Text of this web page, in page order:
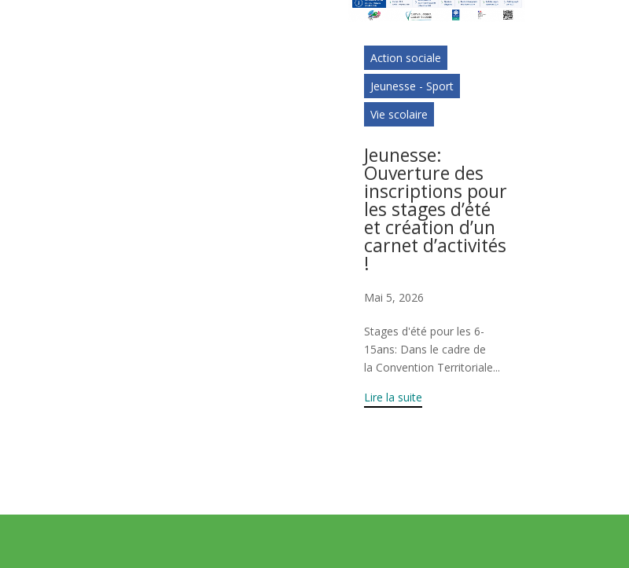
Action sociale
Jeunesse - Sport
Vie scolaire
Jeunesse:
Ouverture des
inscriptions pour
les stages d’été
et création d’un
carnet d’activités
!
Mai 5, 2026
Stages d'été pour les 6-
15ans: Dans le cadre de
la Convention Territoriale...
Lire la suite